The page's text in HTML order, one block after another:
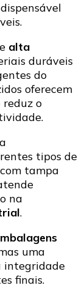
alta
duráveis
do
oferecem
reduz o
tipos de
tampa
na
.
uma
integridade
finais.